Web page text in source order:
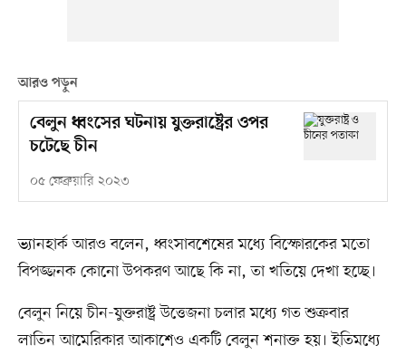
আরও পড়ুন
বেলুন ধ্বংসের ঘটনায় যুক্তরাষ্ট্রের ওপর
চটেছে চীন
০৫ ফেব্রুয়ারি ২০২৩
ভ্যানহার্ক আরও বলেন, ধ্বংসাবশেষের মধ্যে বিস্ফোরকের মতো
বিপজ্জনক কোনো উপকরণ আছে কি না, তা খতিয়ে দেখা হচ্ছে।
বেলুন নিয়ে চীন-যুক্তরাষ্ট্র উত্তেজনা চলার মধ্যে গত শুক্রবার
লাতিন আমেরিকার আকাশেও একটি বেলুন শনাক্ত হয়। ইতিমধ্যে